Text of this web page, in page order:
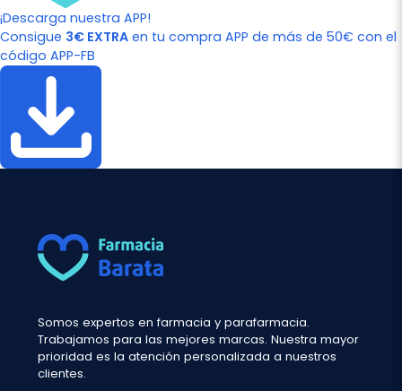
¡Descarga nuestra APP!
Consigue 3€ EXTRA en tu compra APP de más de 50€ con el
código APP-FB
Somos expertos en farmacia y parafarmacia.
Trabajamos para las mejores marcas. Nuestra mayor
prioridad es la atención personalizada a nuestros
clientes.